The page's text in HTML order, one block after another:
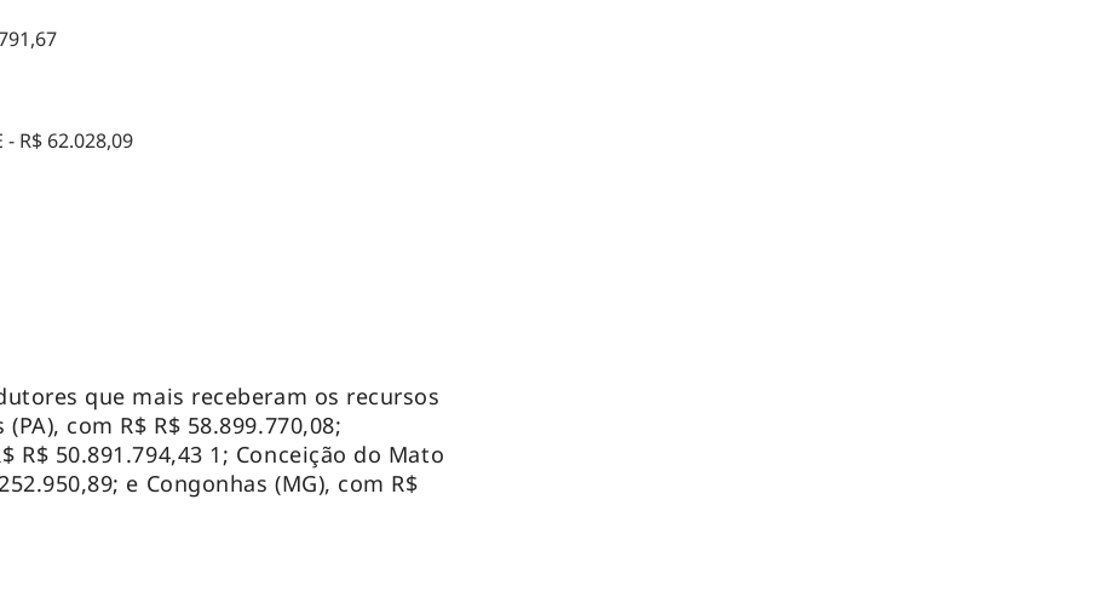
- R$ 62.028,09
que mais receberam os recursos
com R$ R$ 58.899.770,08;
R$ 50.891.794,43 1; Conceição do Mato
e Congonhas (MG), com R$